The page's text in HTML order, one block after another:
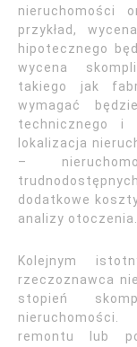
nieruchomości
przykład,
hipotecznego
wycena
takiego jak
wymagać
technicznego i
lokalizacja
–
dodatkowe
analizy otoczenia.
Kolejnym
rzeczoznawca
stopień
nieruchomości.
remontu lub